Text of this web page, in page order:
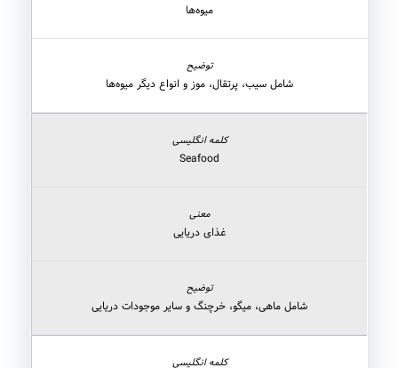
میوه‌ها
شامل سیب، پرتقال، موز و انواع دیگر میوه‌ها
Seafood
غذای دریایی
شامل ماهی، میگو، خرچنگ و سایر موجودات دریایی